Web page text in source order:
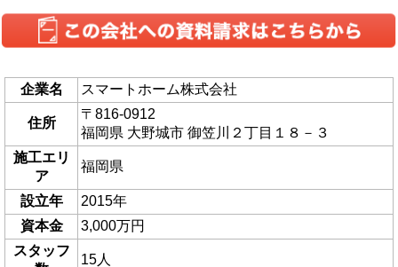
企業名 スマートホーム株式会社
住所
〒816-0912
福岡県 大野城市 御笠川２丁目１８－３
施工エリ
ア
福岡県
設立年
2015年
資本金
3,000万円
スタッフ
15人